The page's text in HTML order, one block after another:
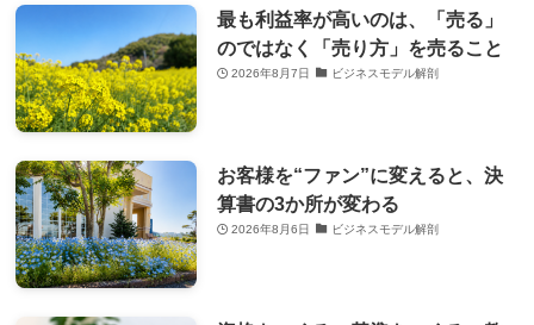
最も利益率が高いのは、「売る」
のではなく「売り方」を売ること
2026年8月7日 ビジネスモデル解剖
お客様を“ファン”に変えると、決
算書の3か所が変わる
2026年8月6日 ビジネスモデル解剖